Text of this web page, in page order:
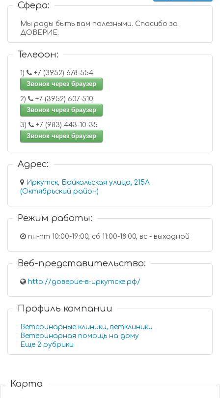
Сфера:
Мы рады быть вам полезными. Спасибо за
ДОВЕРИЕ.
Телефон:
1)
+7 (3952) 678-554
Звонок через браузер
2)
+7 (3952) 607-510
Звонок через браузер
3)
+7 (983) 443-10-35
Звонок через браузер
Адрес:
Иркутск, Байкальская улица, 215А
(Октябрьский район)
Режим работы:
пн-пт 10:00-19:00, сб 11:00-18:00, вс - выходной
Веб-представительство:
http://доверие-в-иркутске.рф/
Профиль компании
Ветеринарные клиники, ветклиники
Ветеринарная помощь на дому
Еще 2 рубрики
Карта